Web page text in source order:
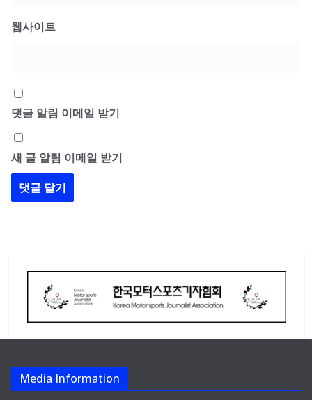
웹사이트
댓글 알림 이메일 받기
새 글 알림 이메일 받기
Media Information